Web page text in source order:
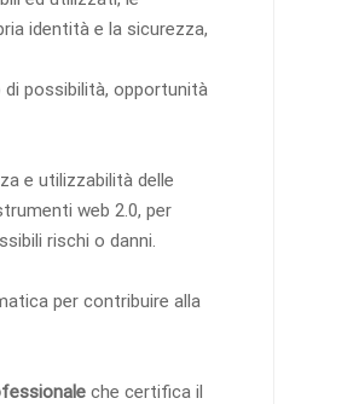
identità e la sicurezza,
possibilità, opportunità
e utilizzabilità delle
web 2.0, per
rischi o danni.
per contribuire alla
che certifica il